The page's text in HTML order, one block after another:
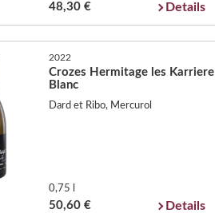
48,30 € Details
2022
Crozes Hermitage les Karriere
Blanc
Dard et Ribo, Mercurol
0,75 l
50,60 € Details